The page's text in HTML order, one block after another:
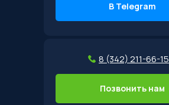
В Telegram
8 (342) 211-66-15
Позвонить нам